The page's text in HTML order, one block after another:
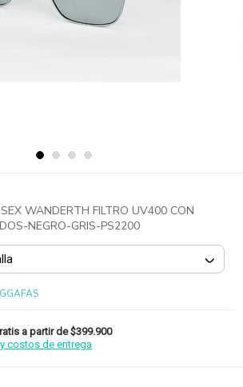
WANDERTH FILTRO UV400 CON
NEGRO-GRIS-PS2200
GGAFAS
a partir de $399.900
costos de entrega